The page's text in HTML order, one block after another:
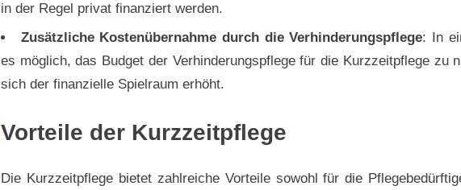
in der Regel privat finanziert werden.
Zusätzliche Kostenübernahme durch die Verhinderungspflege: In
es möglich, das Budget der Verhinderungspflege für die Kurzzeitpflege zu
sich der finanzielle Spielraum erhöht.
Vorteile der Kurzzeitpflege
Die Kurzzeitpflege bietet zahlreiche Vorteile sowohl für die